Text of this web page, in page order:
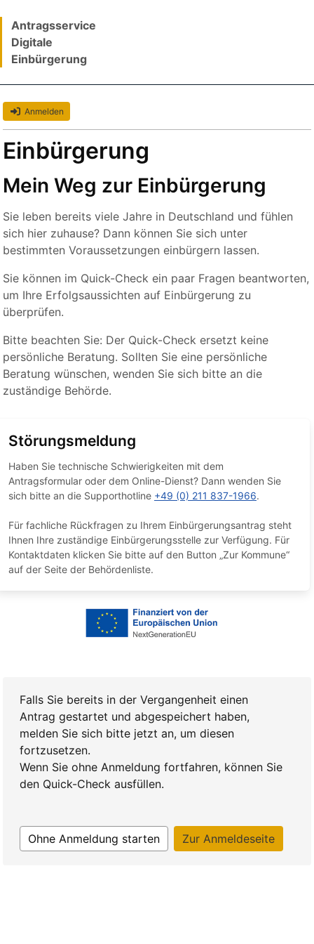
Antragsservice
Digitale
Einbürgerung
Anmelden
Einbürgerung
Mein Weg zur Einbürgerung
Sie leben bereits viele Jahre in Deutschland und fühlen
sich hier zuhause? Dann können Sie sich unter
bestimmten Voraussetzungen einbürgern lassen.
Sie können im Quick-Check ein paar Fragen beantworten,
um Ihre Erfolgsaussichten auf Einbürgerung zu
überprüfen.
Bitte beachten Sie: Der Quick-Check ersetzt keine
persönliche Beratung. Sollten Sie eine persönliche
Beratung wünschen, wenden Sie sich bitte an die
zuständige Behörde.
Störungsmeldung
Haben Sie technische Schwierigkeiten mit dem
Antragsformular oder dem Online-Dienst? Dann wenden Sie
sich bitte an die Supporthotline +49 (0) 211 837-1966.
Für fachliche Rückfragen zu Ihrem Einbürgerungsantrag steht
Ihnen Ihre zuständige Einbürgerungsstelle zur Verfügung. Für
Kontaktdaten klicken Sie bitte auf den Button „Zur Kommune“
auf der Seite der Behördenliste.
Falls Sie bereits in der Vergangenheit einen
Antrag gestartet und abgespeichert haben,
melden Sie sich bitte jetzt an, um diesen
fortzusetzen.
Wenn Sie ohne Anmeldung fortfahren, können Sie
den Quick-Check ausfüllen.
Ohne Anmeldung starten Zur Anmeldeseite